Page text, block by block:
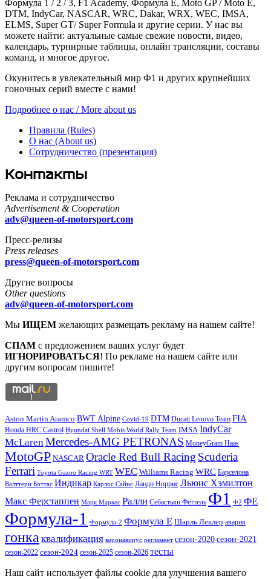
Формула 1 / 2 / 3, F1 Academy, Формула Е, Moto GP / Moto E,
DTM, IndyCar, NASCAR, WRC, Dakar, WRX, WEC, IMSA,
ELMS, Super GT/ Super Formula и другие серии. У нас вы
можете найти: актуальные самые свежие новости, видео,
календарь, турнирные таблицы, онлайн трансляции, составы
команд, и многое другое.
Окунитесь в увлекательный мир Ф1 и других крупнейших
гоночных серий вместе с нами!
Подробнее о нас / More about us
Правила (Rules)
О нас (About us)
Сотрудничество (презентация)
Контакты
Реклама и сотрудничество
Advertisement & Cooperation
adv@queen-of-motorsport.com
Пресс-релизы
Press releases
press@queen-of-motorsport.com
Другие вопросы
Other questions
adv@queen-of-motorsport.com
Мы ИЩЕМ желающих размещать рекламу на нашем сайте!
СПАМ с предложением ваших услуг будет
ИГНОРИРОВАТЬСЯ! По рекламе на нашем сайте или
другим вопросам пишите!
Aston Martin Aramco BWT Alpine Covid-19 DTM Ducati Lenovo Team FIA
Honda HRC Castrol Hyundai Shell Mobis World Rally Team IMSA IndyCar
McLarenMercedes-AMG PETRONAS MoneyGram Haas
MotoGP NASCAR Oracle Red Bull Racing Scuderia
Ferrari Toyota Gazoo Racing WRT WEC Williams Racing WRC Барселона
Валттери Боттас Индикар Карлос Сайнс Ландо Норрис Льюис Хэмилтон
Макс Ферстаппен Марк Маркес Ралли Себастьян Феттель Ф1 Ф2 ФЕ
Формула-1 Формула-2 Формула Е Шарль Леклер авария
гонка квалификация коронавирус регламент сезон-2020сезон-2021
сезон-2022 сезон-2024 сезон-2025 сезон-2026 тесты
Наш сайт использует файлы cookie для улучшения вашего